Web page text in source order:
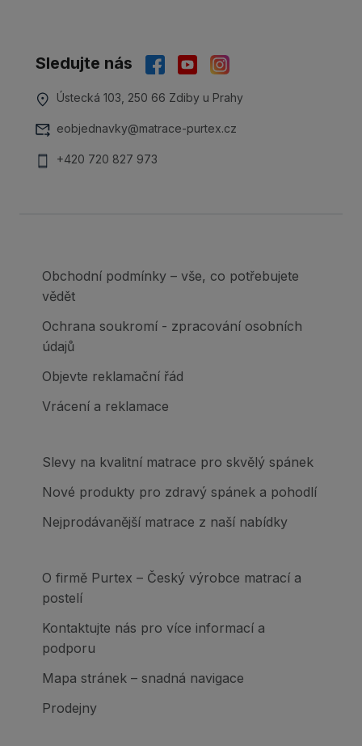
Sledujte nás
Ústecká 103, 250 66 Zdiby u Prahy
eobjednavky@matrace-purtex.cz
+420 720 827 973
Obchodní podmínky – vše, co potřebujete
vědět
Ochrana soukromí - zpracování osobních
údajů
Objevte reklamační řád
Vrácení a reklamace
Slevy na kvalitní matrace pro skvělý spánek
Nové produkty pro zdravý spánek a pohodlí
Nejprodávanější matrace z naší nabídky
O firmě Purtex – Český výrobce matrací a
postelí
Kontaktujte nás pro více informací a
podporu
Mapa stránek – snadná navigace
Prodejny